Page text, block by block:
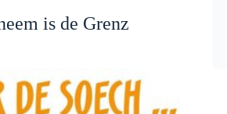
is de Grenz